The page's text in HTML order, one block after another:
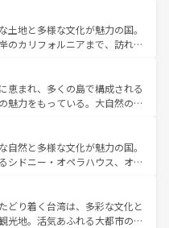
、スイスならではのユニークな
光だけでなく町歩きも満喫する
が高いため物価も高いが、旅行
こともできる。 なお、新
ツ一覧 を参照してほしい。
土地と多様な文化が魅力の国。
のカリフォルニアまで、訪れる
、ショッピング、エンターテイ
なスポットだ。一方、アメリカ
グランドキャニオンやイエロー
、音楽と美食が融合した独特の
リカの各地域で異なる魅力を楽
豊かな歴史を感じることができ
着のアメリカ
照してほしい。
恵まれ、多くの島で構成される
魅力をもっている。大自然の神
、定番の観光地といえばオアフ
るならマウイ島やカウアイ島が
ーンに輝く海をはじめ、豊かな
る人々を迎えてくれるハワイの
ードやハワイアンミュージッ
ど、すべてがハワイの魅力を彩
自然と多様な文化が魅力の国。
シドニー・オペラハウス、オー
そびえるウルル（エアーズロッ
原生林やケアンズの熱帯雨林な
また、カフェやワイン、オージ
どり着く台湾は、多彩な文化と
光地。活気あふれる大都市の台